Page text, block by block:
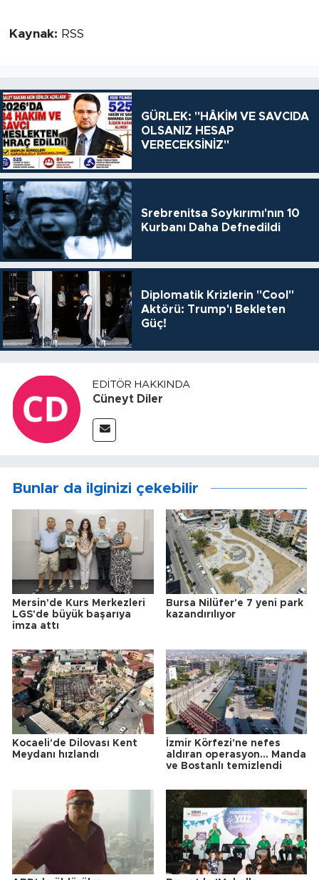
Kaynak: RSS
GÜRLEK: "HÂKİM VE SAVCIDA
OLSANIZ HESAP
VERECEKSİNİZ"
Srebrenitsa Soykırımı'nın 10
Kurbanı Daha Defnedildi
Diplomatik Krizlerin "Cool"
Aktörü: Trump'ı Bekleten
Güç!
EDITÖR HAKKINDA
Cüneyt Diler
Bunlar da ilginizi çekebilir
Mersin'de Kurs Merkezleri
LGS'de büyük başarıya
imza attı
Bursa Nilüfer'e 7 yeni park
kazandırılıyor
Kocaeli'de Dilovası Kent
Meydanı hızlandı
İzmir Körfezi'ne nefes
aldıran operasyon... Manda
ve Bostanlı temizlendi